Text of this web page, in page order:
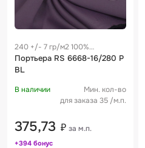
240 +/- 7 гр/м2 100%
полиэстер
Портьера RS 6668-16/280 P
BL
В наличии
Мин. кол-во
для заказа 35 /м.п.
375,73 ₽ за м.п.
+394 бонус